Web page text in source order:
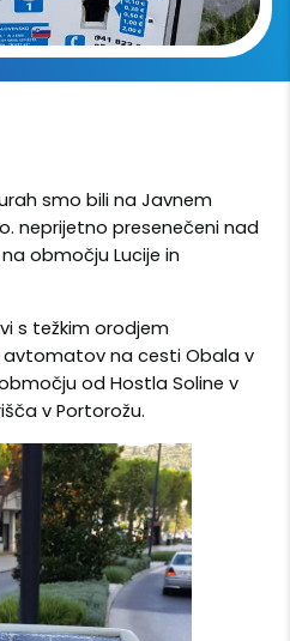
urah smo bili na Javnem
neprijetno presenečeni nad
območju Lucije in
s težkim orodjem
avtomatov na cesti Obala v
od Hostla Soline v
v Portorožu.